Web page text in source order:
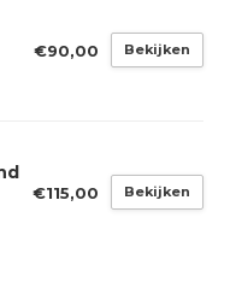
€90,00 Bekijken
€115,00 Bekijken